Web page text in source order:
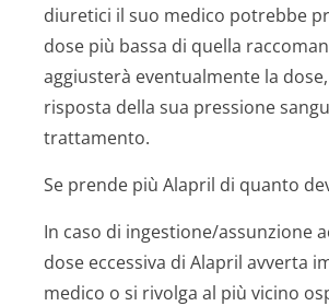
diuretici il suo medico potrebbe
dose più bassa di quella
aggiusterà eventualmente la
risposta della sua pressione
trattamento.
Se prende più Alapril di quanto
In caso di ingestione/as­sunzione
dose eccessiva di Alapril avverta
medico o si rivolga al più vicino